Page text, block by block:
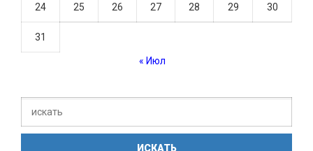
24 25 26 27 28 29 30
31
« Июл